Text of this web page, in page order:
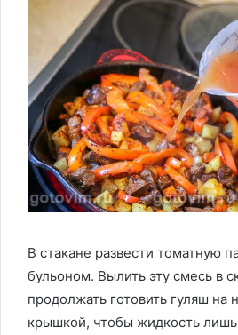
В стакане развести томатную
бульоном. Вылить эту смесь в
продолжать готовить гуляш
крышкой, чтобы жидкость лишь